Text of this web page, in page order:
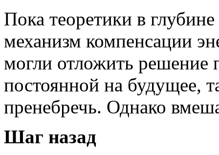
Пока теоретики в
механизм компенсации
могли отложить решение
постоянной на будущее,
пренебречь. Однако
Шаг назад